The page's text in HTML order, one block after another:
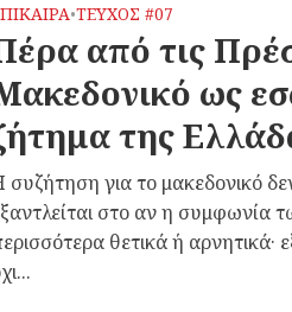
•ΤΕΥΧΟΣ #07
από τις
ως
της
συζήτηση για το μακεδονικό
στο αν η συμφωνία
θετικά ή αρνητικά·